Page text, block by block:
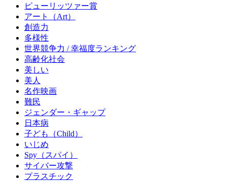
ピューリッツァー賞
アート（Art）
創造力
多様性
世界競争力 / 幸福度ランキング
高齢化社会
美しい
美人
名作映画
難民
ジェンダー・ギャップ
日本病
子ども（Child）
いじめ
Spy（スパイ）
サイバー攻撃
プラスチック